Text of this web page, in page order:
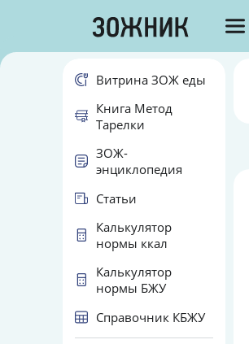
Витрина ЗОЖ еды
Книга Метод
Тарелки
ЗОЖ-
энциклопедия
Статьи
Калькулятор
нормы ккал
Калькулятор
нормы БЖУ
Справочник КБЖУ